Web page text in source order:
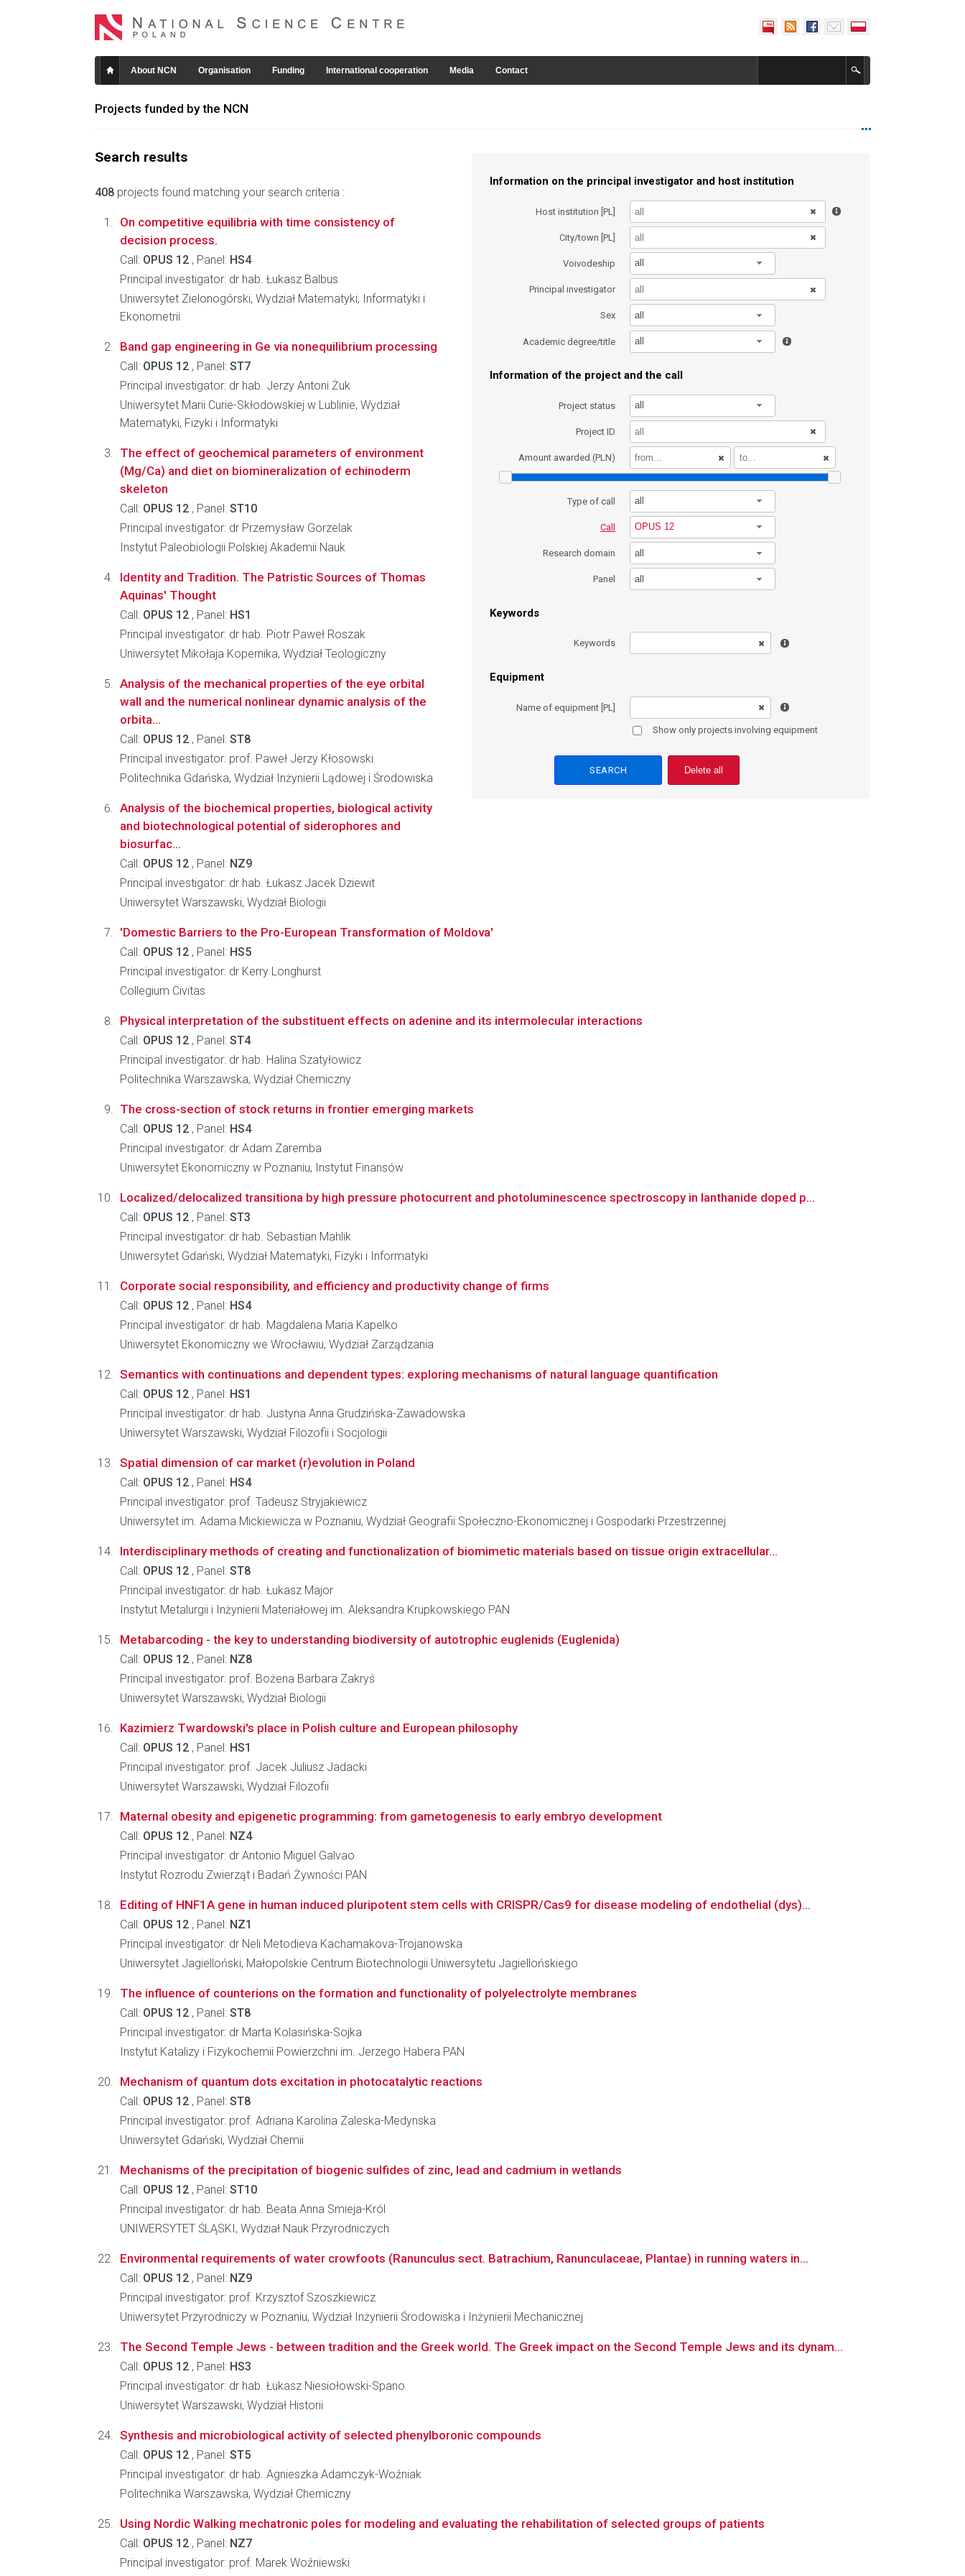
About NCN Organisation Funding International cooperation Media Contact
Projects funded by the NCN
Search results
408 projects found matching your search criteria :
Information on the principal investigator and host institution
Host institution [PL]
City/town [PL]
Voivodeship all
Principal investigator
Sex all
Academic degree/title all
Information of the project and the call
Project status all
Project ID
Amount awarded (PLN)
Type of call all
Call OPUS 12
Research domain all
Panel all
Keywords
Keywords
Equipment
Name of equipment [PL]
Show only projects involving equipment
Delete all
On competitive equilibria with time consistency of
decision process.
Call: OPUS 12 , Panel: HS4
Principal investigator: dr hab. Łukasz Balbus
Uniwersytet Zielonogórski, Wydział Matematyki, Informatyki i
Ekonometrii
Band gap engineering in Ge via nonequilibrium processing
Call: OPUS 12 , Panel: ST7
Principal investigator: dr hab. Jerzy Antoni Żuk
Uniwersytet Marii Curie-Skłodowskiej w Lublinie, Wydział
Matematyki, Fizyki i Informatyki
The effect of geochemical parameters of environment
(Mg/Ca) and diet on biomineralization of echinoderm
skeleton
Call: OPUS 12 , Panel: ST10
Principal investigator: dr Przemysław Gorzelak
Instytut Paleobiologii Polskiej Akademii Nauk
Identity and Tradition. The Patristic Sources of Thomas
Aquinas' Thought
Call: OPUS 12 , Panel: HS1
Principal investigator: dr hab. Piotr Paweł Roszak
Uniwersytet Mikołaja Kopernika, Wydział Teologiczny
Analysis of the mechanical properties of the eye orbital
wall and the numerical nonlinear dynamic analysis of the
orbita...
Call: OPUS 12 , Panel: ST8
Principal investigator: prof. Paweł Jerzy Kłosowski
Politechnika Gdańska, Wydział Inżynierii Lądowej i Środowiska
Analysis of the biochemical properties, biological activity
and biotechnological potential of siderophores and
biosurfac...
Call: OPUS 12 , Panel: NZ9
Principal investigator: dr hab. Łukasz Jacek Dziewit
Uniwersytet Warszawski, Wydział Biologii
'Domestic Barriers to the Pro-European Transformation of Moldova'
Call: OPUS 12 , Panel: HS5
Principal investigator: dr Kerry Longhurst
Collegium Civitas
Physical interpretation of the substituent effects on adenine and its intermolecular interactions
Call: OPUS 12 , Panel: ST4
Principal investigator: dr hab. Halina Szatyłowicz
Politechnika Warszawska, Wydział Chemiczny
The cross-section of stock returns in frontier emerging markets
Call: OPUS 12 , Panel: HS4
Principal investigator: dr Adam Zaremba
Uniwersytet Ekonomiczny w Poznaniu, Instytut Finansów
Localized/delocalized transitiona by high pressure photocurrent and photoluminescence spectroscopy in lanthanide doped p...
Call: OPUS 12 , Panel: ST3
Principal investigator: dr hab. Sebastian Mahlik
Uniwersytet Gdański, Wydział Matematyki, Fizyki i Informatyki
Corporate social responsibility, and efficiency and productivity change of firms
Call: OPUS 12 , Panel: HS4
Principal investigator: dr hab. Magdalena Maria Kapelko
Uniwersytet Ekonomiczny we Wrocławiu, Wydział Zarządzania
Semantics with continuations and dependent types: exploring mechanisms of natural language quantification
Call: OPUS 12 , Panel: HS1
Principal investigator: dr hab. Justyna Anna Grudzińska-Zawadowska
Uniwersytet Warszawski, Wydział Filozofii i Socjologii
Spatial dimension of car market (r)evolution in Poland
Call: OPUS 12 , Panel: HS4
Principal investigator: prof. Tadeusz Stryjakiewicz
Uniwersytet im. Adama Mickiewicza w Poznaniu, Wydział Geografii Społeczno-Ekonomicznej i Gospodarki Przestrzennej
Interdisciplinary methods of creating and functionalization of biomimetic materials based on tissue origin extracellular...
Call: OPUS 12 , Panel: ST8
Principal investigator: dr hab. Łukasz Major
Instytut Metalurgii i Inżynierii Materiałowej im. Aleksandra Krupkowskiego PAN
Metabarcoding - the key to understanding biodiversity of autotrophic euglenids (Euglenida)
Call: OPUS 12 , Panel: NZ8
Principal investigator: prof. Bożena Barbara Zakryś
Uniwersytet Warszawski, Wydział Biologii
Kazimierz Twardowski's place in Polish culture and European philosophy
Call: OPUS 12 , Panel: HS1
Principal investigator: prof. Jacek Juliusz Jadacki
Uniwersytet Warszawski, Wydział Filozofii
Maternal obesity and epigenetic programming: from gametogenesis to early embryo development
Call: OPUS 12 , Panel: NZ4
Principal investigator: dr Antonio Miguel Galvao
Instytut Rozrodu Zwierząt i Badań Żywności PAN
Editing of HNF1A gene in human induced pluripotent stem cells with CRISPR/Cas9 for disease modeling of endothelial (dys)...
Call: OPUS 12 , Panel: NZ1
Principal investigator: dr Neli Metodieva Kachamakova-Trojanowska
Uniwersytet Jagielloński, Małopolskie Centrum Biotechnologii Uniwersytetu Jagiellońskiego
The influence of counterions on the formation and functionality of polyelectrolyte membranes
Call: OPUS 12 , Panel: ST8
Principal investigator: dr Marta Kolasińska-Sojka
Instytut Katalizy i Fizykochemii Powierzchni im. Jerzego Habera PAN
Mechanism of quantum dots excitation in photocatalytic reactions
Call: OPUS 12 , Panel: ST8
Principal investigator: prof. Adriana Karolina Zaleska-Medynska
Uniwersytet Gdański, Wydział Chemii
Mechanisms of the precipitation of biogenic sulfides of zinc, lead and cadmium in wetlands
Call: OPUS 12 , Panel: ST10
Principal investigator: dr hab. Beata Anna Smieja-Król
UNIWERSYTET ŚLĄSKI, Wydział Nauk Przyrodniczych
Environmental requirements of water crowfoots (Ranunculus sect. Batrachium, Ranunculaceae, Plantae) in running waters in...
Call: OPUS 12 , Panel: NZ9
Principal investigator: prof. Krzysztof Szoszkiewicz
Uniwersytet Przyrodniczy w Poznaniu, Wydział Inżynierii Środowiska i Inżynierii Mechanicznej
The Second Temple Jews - between tradition and the Greek world. The Greek impact on the Second Temple Jews and its dynam...
Call: OPUS 12 , Panel: HS3
Principal investigator: dr hab. Łukasz Niesiołowski-Spano
Uniwersytet Warszawski, Wydział Historii
Synthesis and microbiological activity of selected phenylboronic compounds
Call: OPUS 12 , Panel: ST5
Principal investigator: dr hab. Agnieszka Adamczyk-Woźniak
Politechnika Warszawska, Wydział Chemiczny
Using Nordic Walking mechatronic poles for modeling and evaluating the rehabilitation of selected groups of patients
Call: OPUS 12 , Panel: NZ7
Principal investigator: prof. Marek Woźniewski